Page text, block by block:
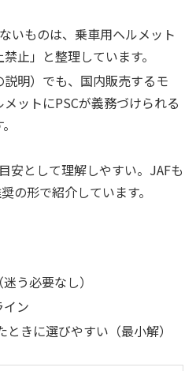
いものは、乗車用ヘルメット
止」と整理しています。
明）でも、国内販売するモ
ットにPSCが義務づけられる
安として理解しやすい。JAFも
の形で紹介しています。
う必要なし）
イン
ときに選びやすい（最小解）